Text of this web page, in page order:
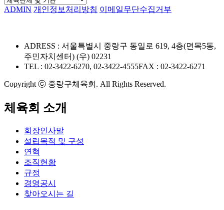
ADMIN 개인정보처리방침 이메일무단수집거부
ADRESS : 서울특별시 중랑구 동일로 619, 4층(면목5동,
주민자치센터) (우) 02231
TEL : 02-3422-6270, 02-3422-4555FAX : 02-3422-6271
Copyright ⓒ 중랑구체육회. All Rights Reserved.
체육회 소개
회장인사말
설립목적 및 구성
연혁
조직현황
규정
경영공시
찾아오시는 길